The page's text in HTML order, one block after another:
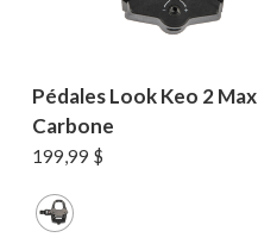
Pédales Look Keo 2 Max
Carbone
199,99 $